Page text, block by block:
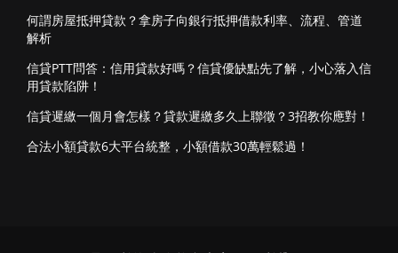
何謂房屋抵押貸款？拿房子向銀行抵押借款利率、流程、管道
解析
信貸PTT問答：信用貸款好嗎？信貸優缺點先了解，小心落入信
用貸款陷阱！
信貸遲繳一個月會怎樣？貸款遲繳多久上聯徵？3招教你應對！
合法小額貸款6大平台統整，小額借款30萬輕鬆過！